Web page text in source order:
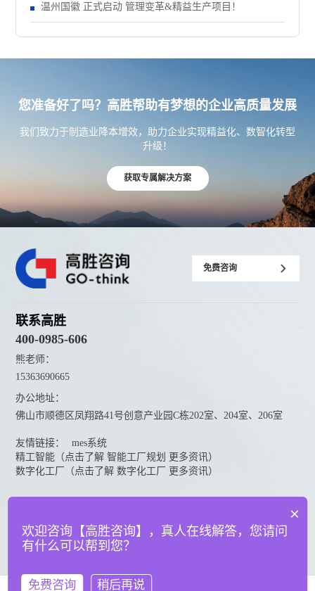
温州国徽 正式启动 管理变革&精益生产项目！
您准备好了吗？高胜帮助有梦想的企业高质量发展
我们致力于制造业降本增效，助力企业实现精益化、数智化转型
升级！
获取专属解决方案
免费咨询
联系高胜
400-0985-606
熊老师：
15363690665
办公地址：
佛山市顺德区凤翔路41号创意产业园C栋202室、204室、206室
友情链接：
mes系统
精工智能（点击了解 智能工厂规划 更多资讯）
数字化工厂（点击了解 数字化工厂 更多资讯）
© 广东高胜互联科技有限公司
×
欢迎咨询【高胜咨询】，真人在线解答，您请问
有什么可以帮到您？
免费咨询 稍后再说